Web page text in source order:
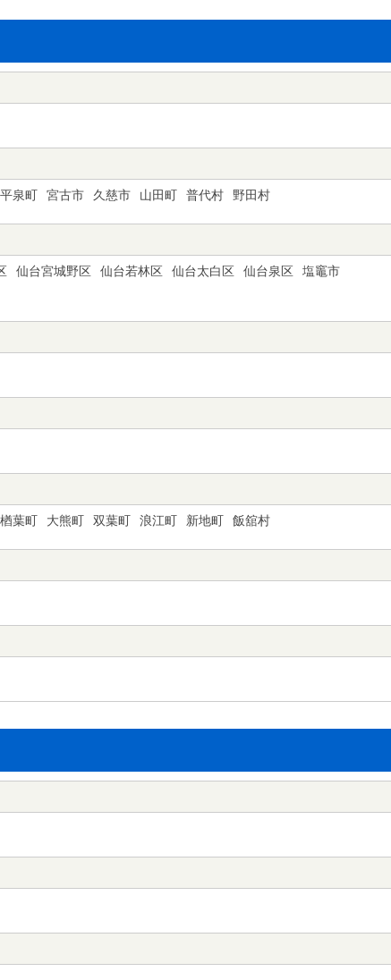
平泉町 宮古市 久慈市 山田町 普代村 野田村
仙台宮城野区 仙台若林区 仙台太白区 仙台泉区
塩竈市
楢葉町 大熊町 双葉町 浪江町 新地町 飯舘村